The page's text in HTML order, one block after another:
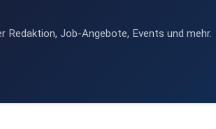
Job-Angebote, Events und mehr.